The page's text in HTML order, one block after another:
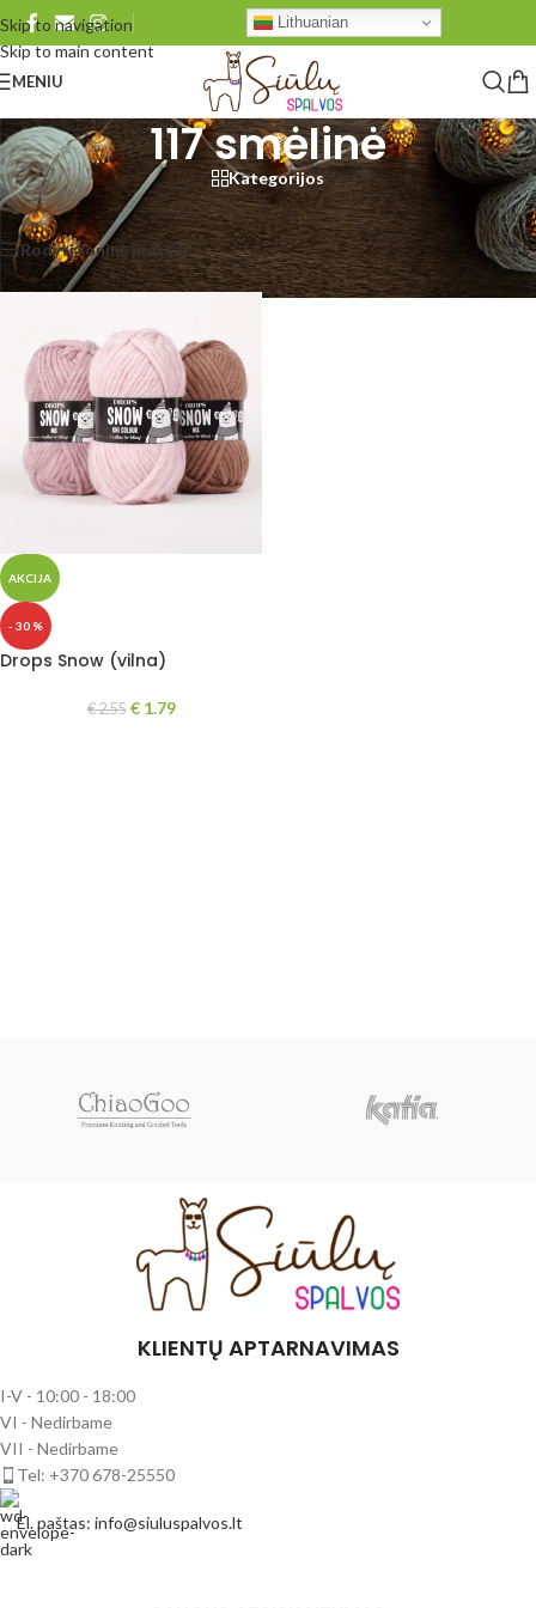
Skip to navigation
Skip to main content
Lithuanian
MENIU
117 smėlinė
Kategorijos
Pradžia/Produkto DROPS Snow/117 smėlinė Rezultatų: 1
Rodyti šoninę juostą Rodyti 48 96 Visi
AKCIJA
- 30 %
Drops Snow (vilna)
€2.55 €1.79
KLIENTŲ APTARNAVIMAS
I-V - 10:00 - 18:00
VI - Nedirbame
VII - Nedirbame
Tel: +370 678-25550
El. paštas: info@siuluspalvos.lt